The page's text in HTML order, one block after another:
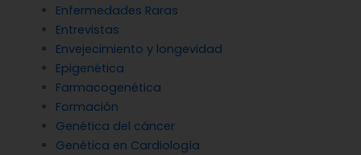
Enfermedades Raras
Entrevistas
Envejecimiento y longevidad
Epigenética
Farmacogenética
Formación
Genética del cáncer
Genética en Cardiología